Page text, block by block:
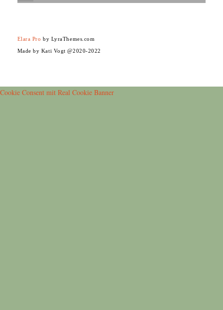
Elara Pro by LyraThemes.com
Made by Kati Vogt @2020-2022
Cookie Consent mit Real Cookie Banner